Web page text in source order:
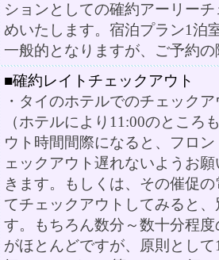
ションとしての確約アーリー
めいたします。宿泊プラン1泊
一般的となりますが、ご予約
■確約レイトチェックアウト
・タイのホテルでのチェック
（ホテルにより11:00のとこ
ウト時間間際になると、フロ
ェックアウト遅れないようお
きます。もしくは、その催促
てチェックアウトしてみると
す。もちろん数分～数十分程
がほとんどですが、原則とし